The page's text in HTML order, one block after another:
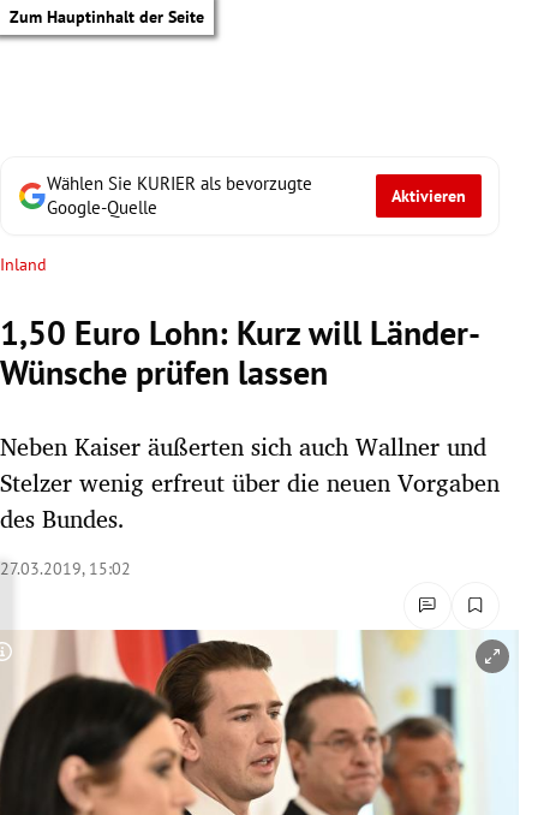
Zum Hauptinhalt der Seite
Untermenü
Untermenü
Untermenü
Untermenü
Untermenü
Wählen Sie KURIER als bevorzugte
Google-Quelle
Aktivieren
Inland
1,50 Euro Lohn: Kurz will Länder-
Wünsche prüfen lassen
Neben Kaiser äußerten sich auch Wallner und
Stelzer wenig erfreut über die neuen Vorgaben
des Bundes.
27.03.2019, 15:02
Copyright-Hinweis öffnen/schließen